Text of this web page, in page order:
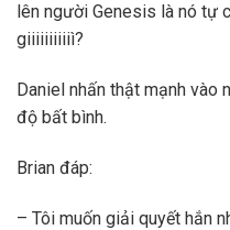
lên người Genesis là nó tự
giiiiiiiiiiì?
Daniel nhấn thật mạnh vào
độ bất bình.
Brian đáp:
– Tôi muốn giải quyết hắn